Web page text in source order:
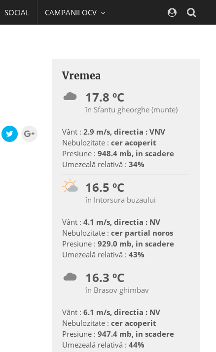
SOCIAL CAMPANII OCV
Vremea
17.8 ºC
în Sfantu gheorghe (munte)
Vânt : 2.9 m/s, directia : VNV
Nebulozitate : cer acoperit
Presiune : 948.4 mb, in scadere
Umezeală relativă : 34%
16.5 ºC
în Intorsura buzaului
Vânt : 4.1 m/s, directia : NV
Nebulozitate : cer partial noros
Presiune : 929.0 mb, in scadere
Umezeală relativă : 43%
16.3 ºC
în Brasov ghimbav
Vânt : 6.1 m/s, directia : NV
Nebulozitate : cer acoperit
Presiune : 947.4 mb, in scadere
Umezeală relativă : 44%